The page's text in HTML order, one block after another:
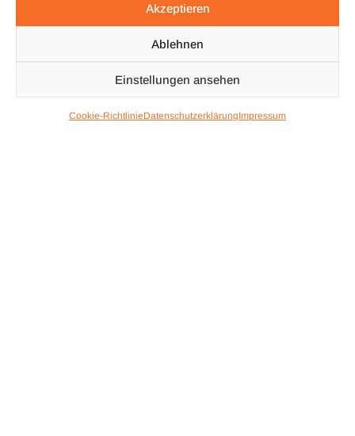
Akzeptieren
Ablehnen
Einstellungen ansehen
Cookie-RichtlinieDatenschutzerklärungImpressum
Transparent Pricing
Lorem ipsum dolor sit amet, consectetur adipiscing elit. Ut elit
tellus, luctus nec ullamcorper mattis pulvinar.